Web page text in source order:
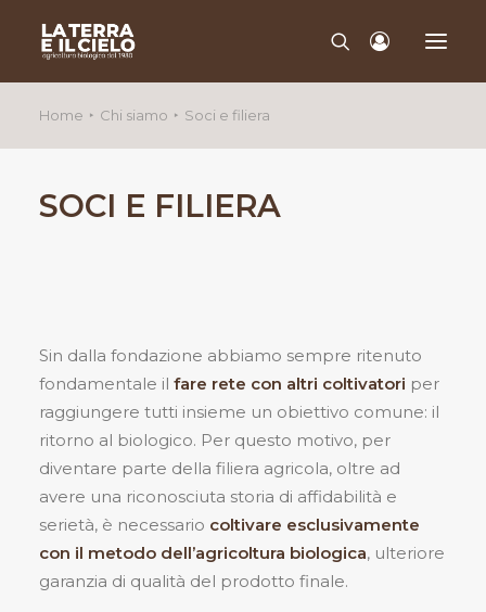
PRODOTTI
Home Chi siamo Soci e filiera
SOCI E FILIERA
Sin dalla fondazione abbiamo sempre ritenuto
fondamentale il fare rete con altri coltivatori per
raggiungere tutti insieme un obiettivo comune: il
ritorno al biologico. Per questo motivo, per
diventare parte della filiera agricola, oltre ad
avere una riconosciuta storia di affidabilità e
serietà, è necessario coltivare esclusivamente
con il metodo dell’agricoltura biologica, ulteriore
garanzia di qualità del prodotto finale.